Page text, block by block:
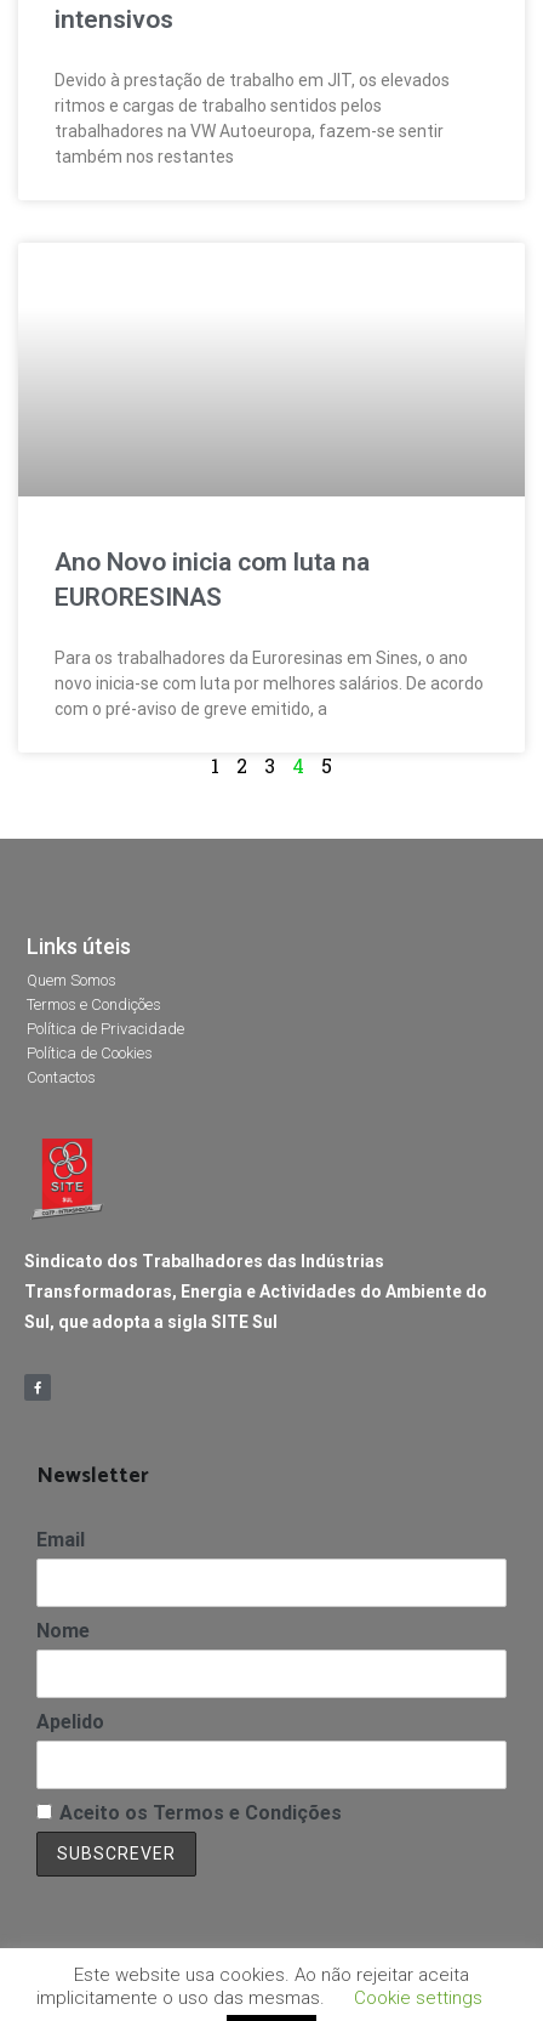
intensivos
Devido à prestação de trabalho em JIT, os elevados
ritmos e cargas de trabalho sentidos pelos
trabalhadores na VW Autoeuropa, fazem-se sentir
também nos restantes
Ano Novo inicia com luta na
EURORESINAS
Para os trabalhadores da Euroresinas em Sines, o ano
novo inicia-se com luta por melhores salários. De acordo
com o pré-aviso de greve emitido, a
1 2 3 4 5
Links úteis
Quem Somos
Termos e Condições
Política de Privacidade
Política de Cookies
Contactos
Sindicato dos Trabalhadores das Indústrias
Transformadoras, Energia e Actividades do Ambiente do
Sul, que adopta a sigla SITE Sul
Newsletter
Email
Nome
Apelido
Aceito os Termos e Condições
Copyright © SITE Sul | Desenvolvido por: Aloha - Business & Software
Este website usa cookies. Ao não rejeitar aceita
implicitamente o uso das mesmas.
Cookie settings